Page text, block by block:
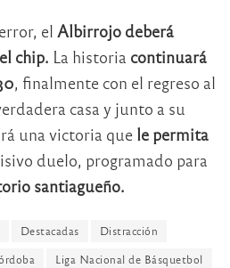
el Albirrojo deberá
chip. La historia continuará
, finalmente con el regreso al
casa y junto a su
una victoria que le permita
duelo, programado para
santiagueño.
Destacadas
Distracción
Liga Nacional de Básquetbol